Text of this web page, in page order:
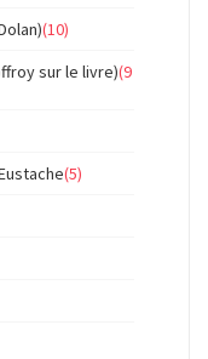
(10)
sur le livre)(9
(5)